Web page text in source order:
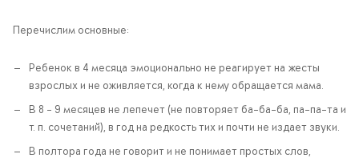
Перечислим основные:
Ребенок в 4 месяца эмоционально не реагирует на жесты
взрослых и не оживляется, когда к нему обращается мама.
В 8 - 9 месяцев не лепечет (не повторяет ба-ба-ба, па-па-та и
т. п. сочетаний), в год на редкость тих и почти не издает звуки.
В полтора года не говорит и не понимает простых слов,